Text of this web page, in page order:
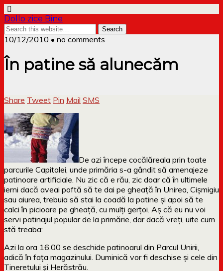
Dollo zice Bine
10/12/2010 • no comments
În patine să alunecăm
Share Tweet Pin Mail SMS
De azi începe cocălăreala prin toate
parcurile Capitalei, unde primăria s-a gândit să amenajeze
patinoare artificiale. Nu zic că e rău, zic doar că în ultimele
ierni dacă aveai poftă să te dai pe gheață în Unirea, Cișmigiu
sau aiurea, trebuia să stai la coadă la patine și apoi să te
calci în picioare pe gheață, cu mulți gerțoi. Aș că eu nu voi
servi patinajul popular de la primărie, dar dacă vreți, uite cum
stă treaba:
Azi la ora 16.00 se deschide patinoarul din Parcul Unirii,
adică în fața magazinului. Duminică vor fi deschise și cele din
Tineretului și Herăstrău.